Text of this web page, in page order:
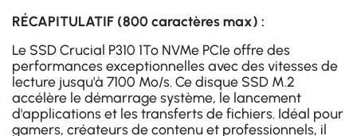
RÉCAPITULATIF (800 caractères max) :
Le SSD Crucial P310 1To NVMe PCIe offre des
performances exceptionnelles avec des vitesses de
lecture jusqu'à 7100 Mo/s. Ce disque SSD M.2
accélère le démarrage système, le lancement
d'applications et les transferts de fichiers. Idéal pour
gamers, créateurs de contenu et professionnels, il